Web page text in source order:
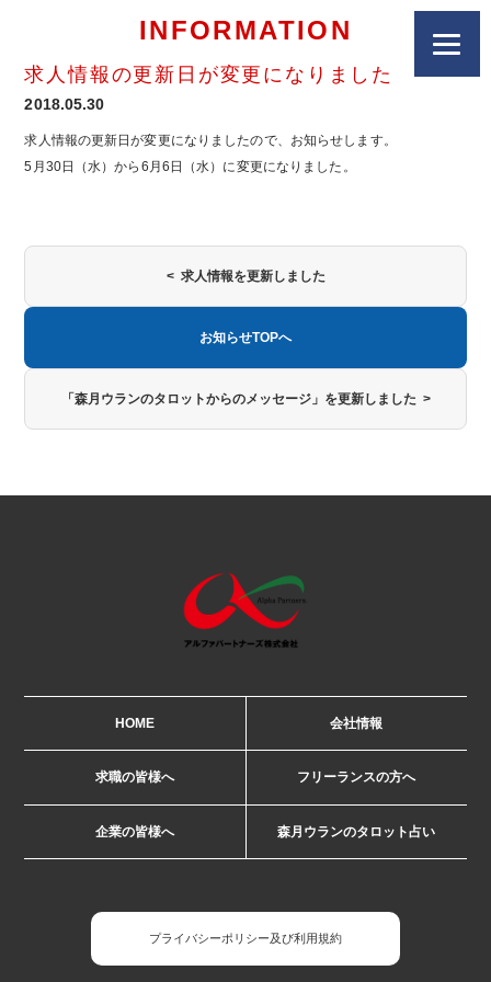
INFORMATION
求人情報の更新日が変更になりました
2018.05.30
求人情報の更新日が変更になりましたので、お知らせします。
5月30日（水）から6月6日（水）に変更になりました。
< 求人情報を更新しました
お知らせTOPへ
「森月ウランのタロットからのメッセージ」を更新しました >
HOME 会社情報
求職の皆様へ フリーランスの方へ
企業の皆様へ 森月ウランのタロット占い
プライバシーポリシー及び利用規約